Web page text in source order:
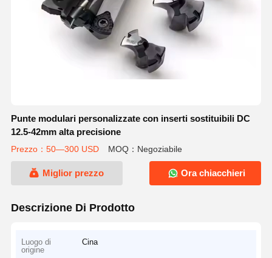
Punte modulari personalizzate con inserti sostituibili DC
12.5-42mm alta precisione
Prezzo：50—300 USD MOQ：Negoziabile
Miglior prezzo Ora chiacchieri
Descrizione Di Prodotto
Luogo di
origine
Cina